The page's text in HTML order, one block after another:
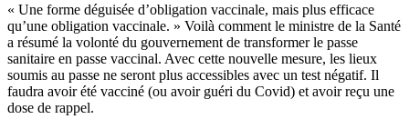
« Une forme déguisée d’obligation vaccinale, mais plus efficace
qu’une obligation vaccinale. » Voilà comment le ministre de la Santé
a résumé la volonté du gouvernement de transformer le passe
sanitaire en passe vaccinal. Avec cette nouvelle mesure, les lieux
soumis au passe ne seront plus accessibles avec un test négatif. Il
faudra avoir été vacciné (ou avoir guéri du Covid) et avoir reçu une
dose de rappel.